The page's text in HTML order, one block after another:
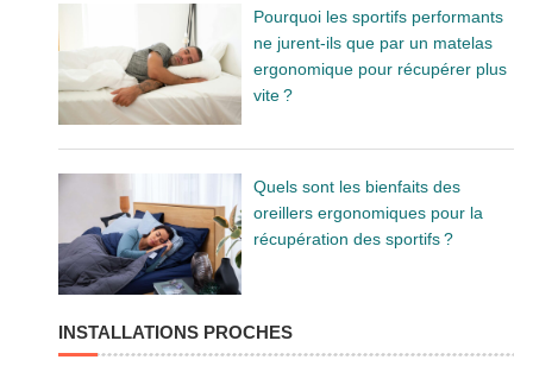
Pourquoi les sportifs performants
ne jurent-ils que par un matelas
ergonomique pour récupérer plus
vite ?
Quels sont les bienfaits des
oreillers ergonomiques pour la
récupération des sportifs ?
INSTALLATIONS PROCHES